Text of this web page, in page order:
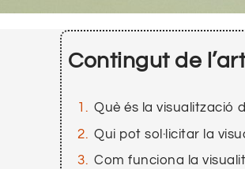
Contingut de
Què és la visualització
Qui pot sol·licitar la
Com funciona la